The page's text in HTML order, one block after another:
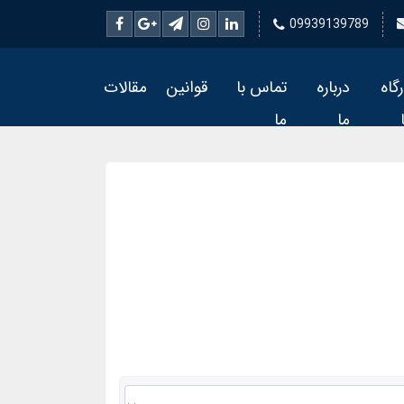
09939139789
درباره
ما
تماس با
ما
قوانین مقالات